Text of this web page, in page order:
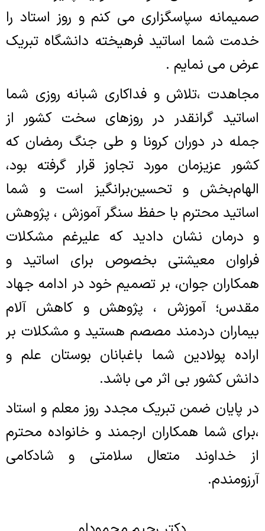
صمیمانه سپاسگزاری می کنم و روز استاد را
خدمت شما اساتید فرهیخته دانشگاه تبریک
عرض می نمایم .
مجاهدت ،تلاش و فداکاری شبانه روزی شما
اساتید گرانقدر در روزهای سخت کشور از
جمله در دوران کرونا و طی جنگ رمضان که
کشور عزیزمان مورد تجاوز قرار گرفته بود،
الهام‌بخش و تحسین‌برانگیز است و شما
اساتید محترم با حفظ سنگر آموزش ، پژوهش
و درمان نشان دادید که علیرغم مشکلات
فراوان معیشتی بخصوص برای اساتید و
همکاران جوان، بر تصمیم خود در ادامه جهاد
مقدس؛ آموزش ، پژوهش و کاهش آلام
بیماران دردمند مصصم هستید و مشکلات بر
اراده پولادین شما باغبانان بوستان علم و
دانش کشور بی اثر می باشد.
در پایان ضمن تبریک مجدد روز معلم و استاد
،برای شما همکاران ارجمند و خانواده محترم
از خداوند متعال سلامتی و شادکامی
آرزومندم.